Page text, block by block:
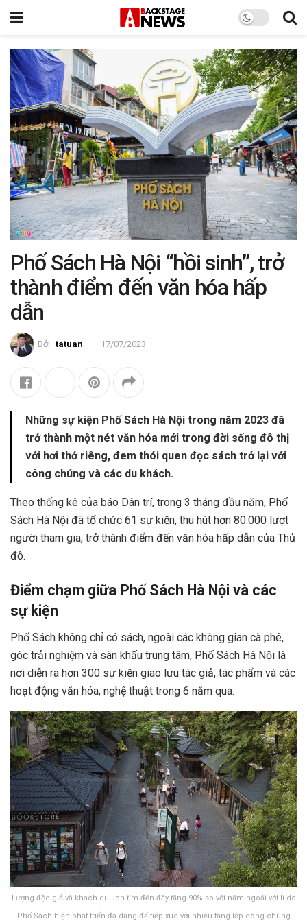
Phố Sách Hà Nội “hồi sinh”, trở
thành điểm đến văn hóa hấp
dẫn
Bởi tatuan 17/07/2023
Những sự kiện Phố Sách Hà Nội trong năm 2023 đã
trở thành một nét văn hóa mới trong đời sống đô thị
với hơi thở riêng, đem thói quen đọc sách trở lại với
công chúng và các du khách.
Theo thống kê của báo Dân trí, trong 3 tháng đầu năm, Phố
Sách Hà Nội đã tổ chức 61 sự kiện, thu hút hơn 80.000 lượt
người tham gia, trở thành điểm đến văn hóa hấp dẫn của Thủ
đô.
Điểm chạm giữa Phố Sách Hà Nội và các
sự kiện
Phố Sách không chỉ có sách, ngoài các không gian cà phê,
góc trải nghiệm và sân khấu trung tâm, Phố Sách Hà Nội là
nơi diễn ra hơn 300 sự kiện giao lưu tác giả, tác phẩm và các
hoạt động văn hóa, nghệ thuật trong 6 năm qua.
Lượng độc giả và khách du lịch tìm đến đây tăng 90% so với năm ngoái với lí do
Phố Sách hiện phát triển đa dạng để tiếp xúc với nhiều tầng lớp công chúng